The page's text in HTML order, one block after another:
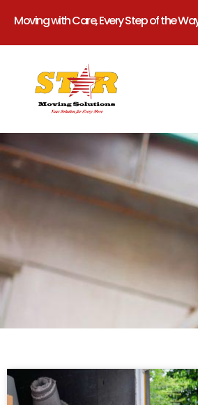
Moving with Care, Every Step of the